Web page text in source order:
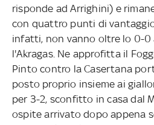
risponde ad Arrighini) e
con quattro punti di
infatti, non vanno oltre lo 0-0
l'Akragas. Ne approfitta il
Pinto contro la Casertana
posto proprio insieme ai
per 3-2, sconfitto in casa dal
ospite arrivato dopo appena